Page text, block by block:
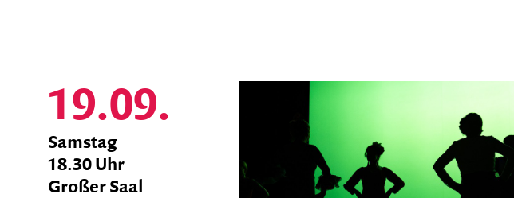
Abonnement-Bedingungen
Veranstaltungs-Pakete
Saalplan
Gastronomie
Fotogalerien
19.09.
zum
Ticket
Shop
Samstag
18.30 Uhr
Großer Saal